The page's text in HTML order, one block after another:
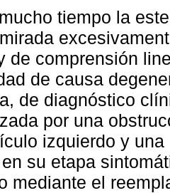
tiempo la
de comprensión
de causa
de diagnóstico
por una
izquierdo y
su etapa
mediante el